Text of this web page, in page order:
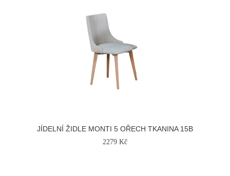
JÍDELNÍ ŽIDLE MONTI 5 OŘECH TKANINA 15B
2279 Kč